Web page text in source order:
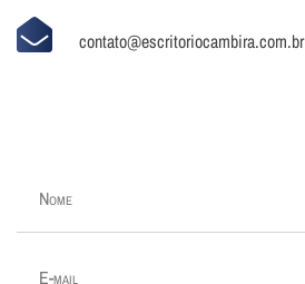
contato@escritoriocambira.com.br